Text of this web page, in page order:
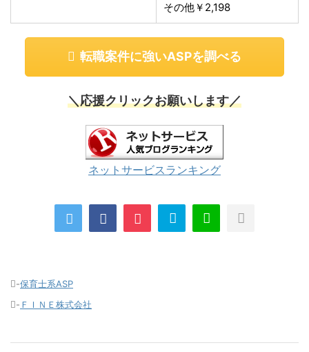
その他￥2,198
転職案件に強いASPを調べる
＼応援クリックお願いします／
ネットサービスランキング
-保育士系ASP
- ＦＩＮＥ株式会社